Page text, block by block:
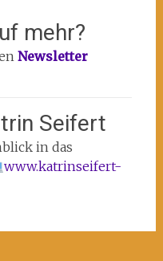
mehr?
Newsletter
Seifert
in das
www.katrinseifert-